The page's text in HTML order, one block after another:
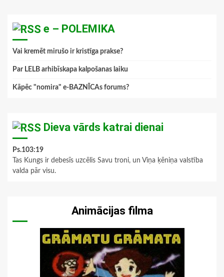
e – POLEMIKA
Vai kremēt mirušo ir kristīga prakse?
Par LELB arhibīskapa kalpošanas laiku
Kāpēc "nomira" e-BAZNĪCAs forums?
Dieva vārds katrai dienai
Ps.103:19
Tas Kungs ir debesīs uzcēlis Savu troni, un Viņa ķēniņa valstība
valda pār visu.
Animācijas filma